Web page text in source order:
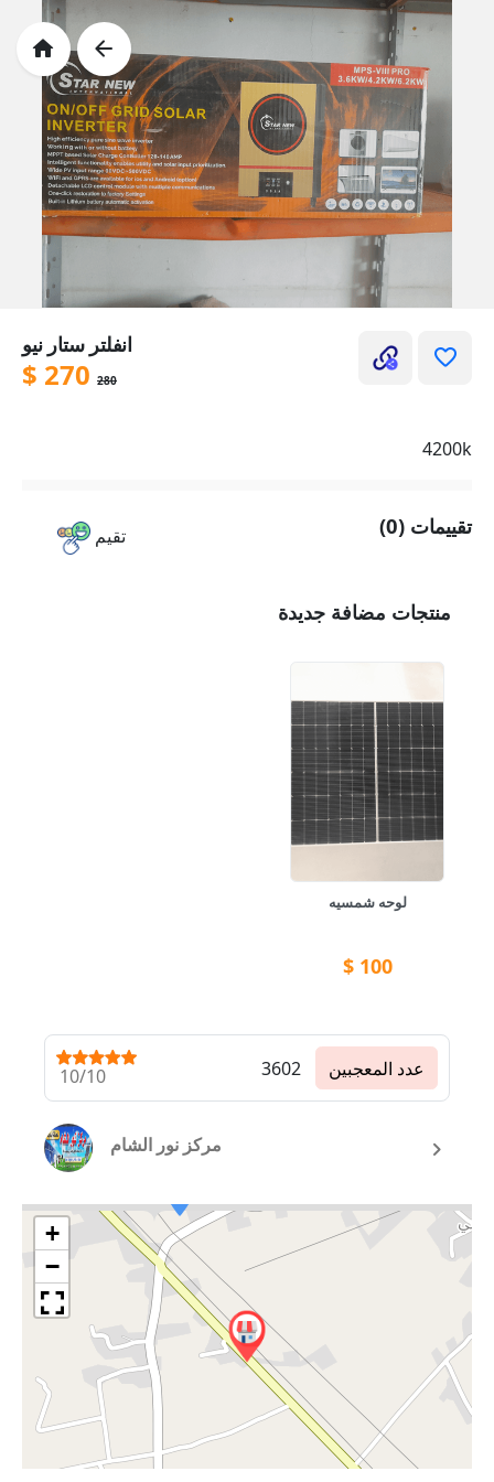
انفلتر ستار نيو
$ 270 280
4200k
تقيم تقييمات (0)
منتجات مضافة جديدة
لوحه شمسيه
100
$
10/10 3602 عدد المعجبين
مركز نور الشام
+
−